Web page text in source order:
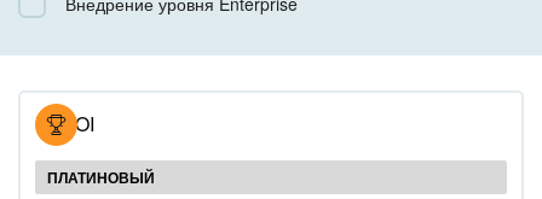
Внедрение для медицины
Внедрение для гос.организаций
Внедрение онлайн-продаж
Внедрение онлайн-офиса / Интранета
Охрана, безопасность
Промышленность
СМИ, издательства, справочники
NOVOI
ПЛАТИНОВЫЙ